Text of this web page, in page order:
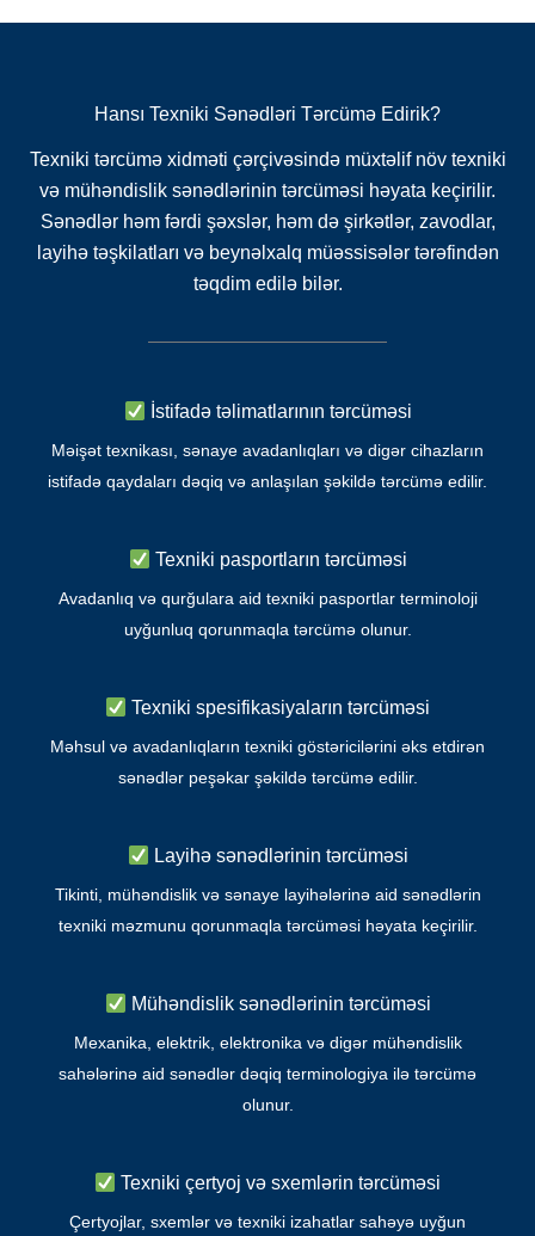
Hansı Texniki Sənədləri Tərcümə Edirik?
Texniki tərcümə xidməti çərçivəsində müxtəlif növ texniki
və mühəndislik sənədlərinin tərcüməsi həyata keçirilir.
Sənədlər həm fərdi şəxslər, həm də şirkətlər, zavodlar,
layihə təşkilatları və beynəlxalq müəssisələr tərəfindən
təqdim edilə bilər.
İstifadə təlimatlarının tərcüməsi
Məişət texnikası, sənaye avadanlıqları və digər cihazların
istifadə qaydaları dəqiq və anlaşılan şəkildə tərcümə edilir.
Texniki pasportların tərcüməsi
Avadanlıq və qurğulara aid texniki pasportlar terminoloji
uyğunluq qorunmaqla tərcümə olunur.
Texniki spesifikasiyaların tərcüməsi
Məhsul və avadanlıqların texniki göstəricilərini əks etdirən
sənədlər peşəkar şəkildə tərcümə edilir.
Layihə sənədlərinin tərcüməsi
Tikinti, mühəndislik və sənaye layihələrinə aid sənədlərin
texniki məzmunu qorunmaqla tərcüməsi həyata keçirilir.
Mühəndislik sənədlərinin tərcüməsi
Mexanika, elektrik, elektronika və digər mühəndislik
sahələrinə aid sənədlər dəqiq terminologiya ilə tərcümə
olunur.
Texniki çertyoj və sxemlərin tərcüməsi
Çertyojlar, sxemlər və texniki izahatlar sahəyə uyğun